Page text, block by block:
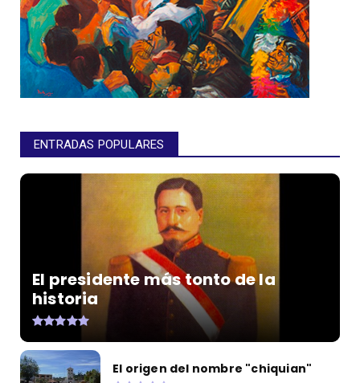
ENTRADAS POPULARES
El presidente más tonto de la
historia
El origen del nombre "chiquian"